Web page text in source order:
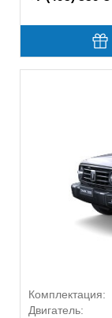
Комплектация:
Двигатель: